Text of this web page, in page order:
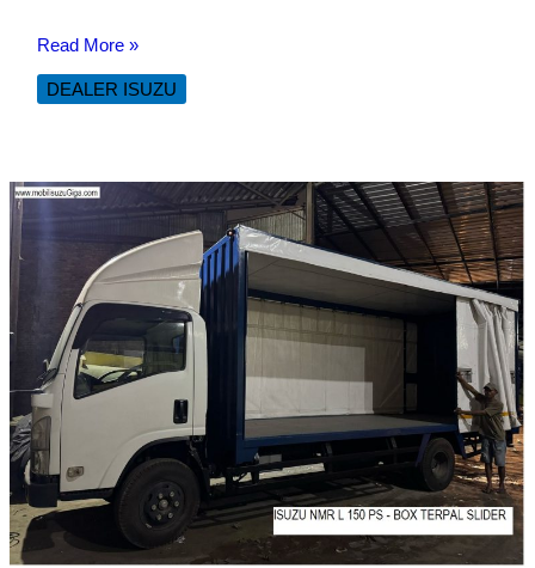
TRUK
TOWING
HIDROLIC
L
CARRIER
Read More »
DEALER ISUZU